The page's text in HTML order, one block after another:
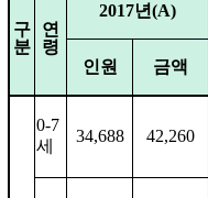
구
분
연
령
2017년(A)
인원 금액
0-7
세
34,688 42,260